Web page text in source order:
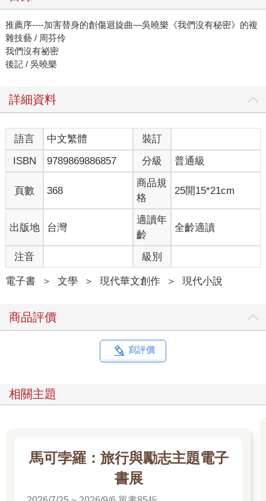
推薦序----加害替身的創傷迴旋曲—吳曉樂《我們沒有秘密》的複
雜技藝 / 周芬伶
我們沒有祕密
後記 / 吳曉樂
詳細資料
語言 中文繁體
裝訂
ISBN
9789869886857 分級 普通級
頁數 368
商品規
格
25開15*21cm
出版地 台灣
適讀年
齡
全齡適讀
注音 級別
電子書 ＞ 文學 ＞ 現代華文創作 ＞ 現代小說
商品評價
寫評價
相關主題
馬可孛羅：旅行與勵志主題電子
書展